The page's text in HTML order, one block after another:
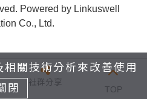
Powered by Linkuswell
Co., Ltd.
社群分享
TOP
關技術分析來改善使用
閉